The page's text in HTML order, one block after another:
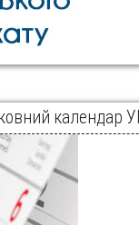
календар